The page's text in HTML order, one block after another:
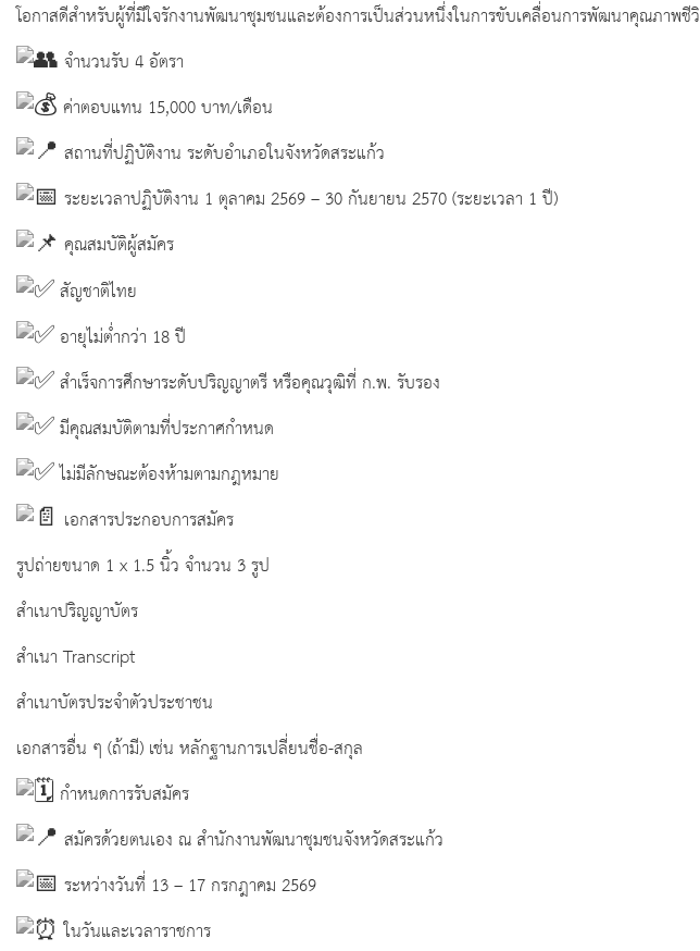
โอกาสดีสำหรับผู้ที่มีใจรักงานพัฒนาชุมชนและต้องการเป็นส่วนหนึ่งในการขับเคลื่อนการพัฒนาคุณภาพ
จำนวนรับ 4 อัตรา
ค่าตอบแทน 15,000 บาท/เดือน
สถานที่ปฏิบัติงาน ระดับอำเภอในจังหวัดสระแก้ว
ระยะเวลาปฏิบัติงาน 1 ตุลาคม 2569 – 30 กันยายน 2570 (ระยะเวลา 1 ปี)
คุณสมบัติผู้สมัคร
สัญชาติไทย
อายุไม่ต่ำกว่า 18 ปี
สำเร็จการศึกษาระดับปริญญาตรี หรือคุณวุฒิที่ ก.พ. รับรอง
มีคุณสมบัติตามที่ประกาศกำหนด
ไม่มีลักษณะต้องห้ามตามกฎหมาย
เอกสารประกอบการสมัคร
รูปถ่ายขนาด 1 x 1.5 นิ้ว จำนวน 3 รูป
สำเนาปริญญาบัตร
สำเนา Transcript
สำเนาบัตรประจำตัวประชาชน
เอกสารอื่น ๆ (ถ้ามี) เช่น หลักฐานการเปลี่ยนชื่อ-สกุล
กำหนดการรับสมัคร
สมัครด้วยตนเอง ณ สำนักงานพัฒนาชุมชนจังหวัดสระแก้ว
ระหว่างวันที่ 13 – 17 กรกฎาคม 2569
ในวันและเวลาราชการ